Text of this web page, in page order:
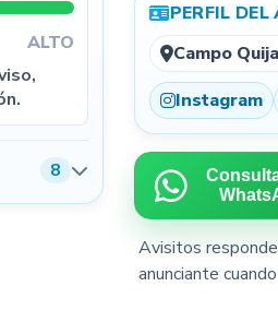
ALTO
8
PERFIL
Campo
Instagram
Avisitos
anunciante